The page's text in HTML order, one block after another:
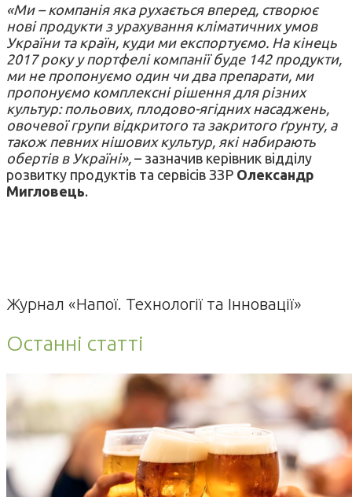
«Ми – компанія яка рухається вперед, створює
нові продукти з урахування кліматичних умов
України та країн, куди ми експортуємо. На кінець
2017 року у портфелі компанії буде 142 продукти,
ми не пропонуємо один чи два препарати, ми
пропонуємо комплексні рішення для різних
культур: польових, плодово-ягідних насаджень,
овочевої групи відкритого та закритого ґрунту, а
також певних нішових культур, які набирають
обертів в Україні», – зазначив керівник відділу
розвитку продуктів та сервісів ЗЗР Олександр
Мигловець.
Журнал «Напої. Технології та Інновації»
Останні статті